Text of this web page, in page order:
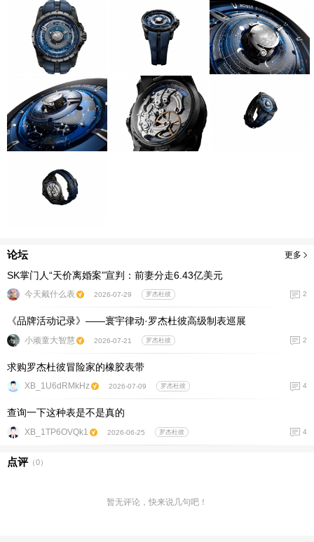
论坛 更多
SK掌门人“天价离婚案”宣判：前妻分走6.43亿美元
今天戴什么表 2026-07-29 罗杰杜彼 2
《品牌活动记录》——寰宇律动·罗杰杜彼高级制表巡展
小顽童大智慧 2026-07-21 罗杰杜彼 2
求购罗杰杜彼冒险家的橡胶表带
XB_1U6dRMkHz 2026-07-09 罗杰杜彼 4
查询一下这种表是不是真的
XB_1TP6OVQk1 2026-06-25 罗杰杜彼 4
点评（0）
暂无评论，快来说几句吧！